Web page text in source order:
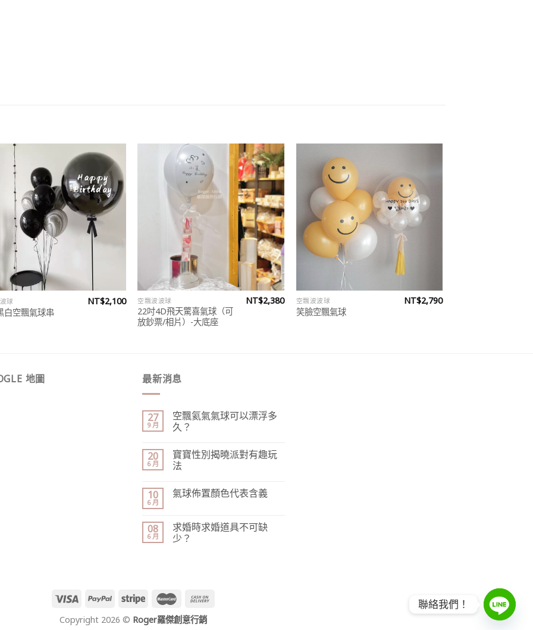
Add to
wishlist
球
白空飄氣球串
NT$2,100
Add to
wishlist
空飄波波球
22吋4D飛天驚喜氣球（可
放鈔票/相片）-大底座
NT$2,380
Add to
wishlist
空飄波波球
笑臉空飄氣球
NT$2,790
地圖 最新消息
27
9 月
空飄氦氣氣球可以漂浮多
久？
20
6 月
寶寶性別揭曉派對有趣玩
法
10
6 月
氣球佈置顏色代表含義
08
6 月
求婚時求婚道具不可缺
少？
Copyright 2026 © Roger羅傑創意行銷
聯絡我們！